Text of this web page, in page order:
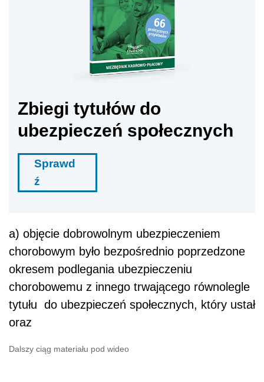
Zbiegi tytułów do
ubezpieczeń społecznych
Sprawd
ź
a) objęcie dobrowolnym ubezpieczeniem
chorobowym było bezpośrednio poprzedzone
okresem podlegania ubezpieczeniu
chorobowemu z innego trwającego równolegle
tytułu do ubezpieczeń społecznych, który ustał
oraz
Dalszy ciąg materiału pod wideo